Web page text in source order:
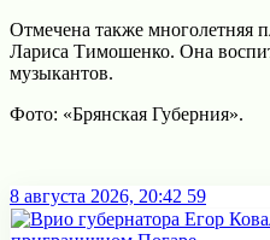
Отмечена также многолетняя
Лариса Тимошенко. Она
музыкантов.
Фото: «Брянская Губерния».
8 августа 2026, 20:42 59